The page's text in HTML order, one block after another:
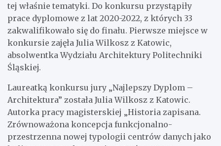
tej właśnie tematyki. Do konkursu przystąpiły
prace dyplomowe z lat 2020-2022, z których 33
zakwalifikowało się do finału. Pierwsze miejsce w
konkursie zajęła Julia Wilkosz z Katowic,
absolwentka Wydziału Architektury Politechniki
Śląskiej.
Laureatką konkursu jury „Najlepszy Dyplom –
Architektura” została Julia Wilkosz z Katowic.
Autorka pracy magisterskiej „Historia zapisana.
Zrównoważona koncepcja funkcjonalno-
przestrzenna nowej typologii centrów danych jako